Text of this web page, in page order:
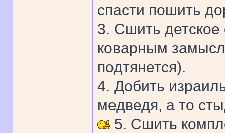
спасти пошить
3. Сшить
коварным
подтянется).
4. Добить
медведя, а то
5. Сшить